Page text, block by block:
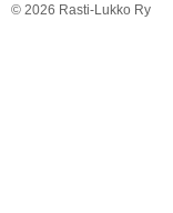
© 2026 Rasti-Lukko Ry